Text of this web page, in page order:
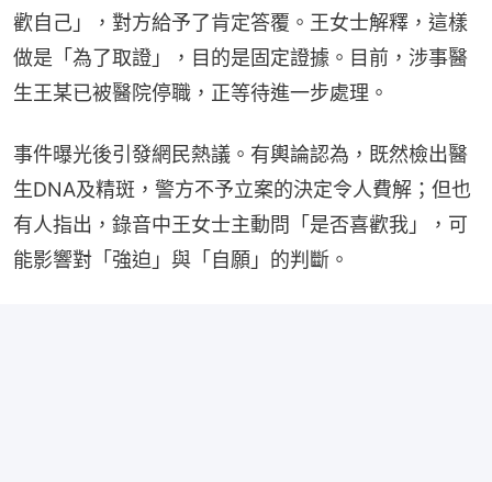
歡自己」，對方給予了肯定答覆。王女士解釋，這樣
做是「為了取證」，目的是固定證據。目前，涉事醫
生王某已被醫院停職，正等待進一步處理。
事件曝光後引發網民熱議。有輿論認為，既然檢出醫
生DNA及精斑，警方不予立案的決定令人費解；但也
有人指出，錄音中王女士主動問「是否喜歡我」，可
能影響對「強迫」與「自願」的判斷。